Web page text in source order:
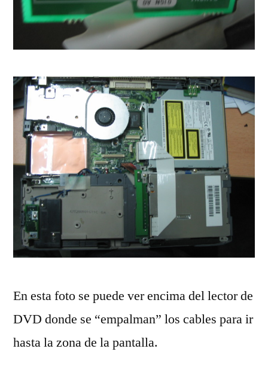
En esta foto se puede ver encima del lector de
DVD donde se “empalman” los cables para ir
hasta la zona de la pantalla.